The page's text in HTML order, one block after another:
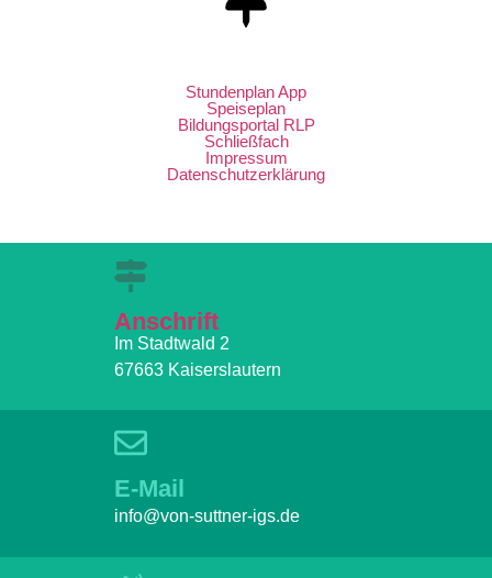
Stundenplan App
Speiseplan
Bildungsportal RLP
Schließfach
Impressum
Datenschutzerklärung
Anschrift
Im Stadtwald 2
67663 Kaiserslautern
E-Mail
info@von-suttner-igs.de